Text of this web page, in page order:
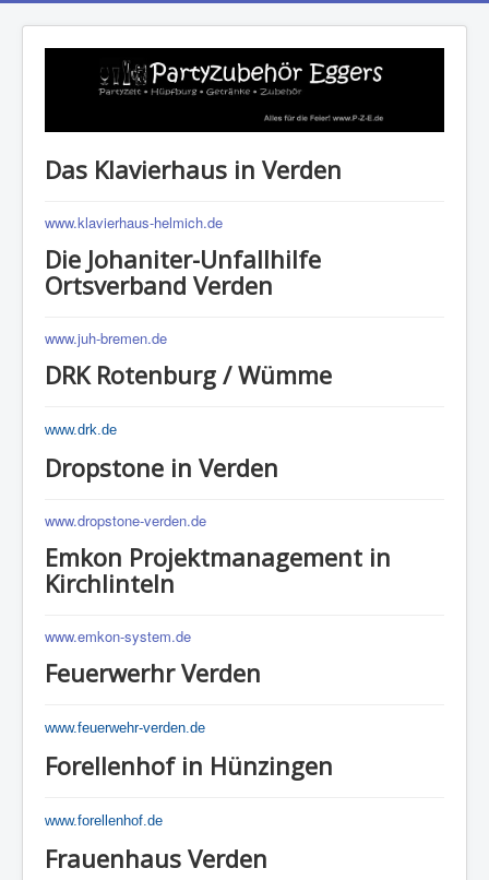
Das Klavierhaus in Verden
www.klavierhaus-helmich.de
Die Johaniter-Unfallhilfe
Ortsverband Verden
www.juh-bremen.de
DRK Rotenburg / Wümme
www.drk.de
Dropstone in Verden
www.dropstone-verden.de
Emkon Projektmanagement in
Kirchlinteln
www.emkon-system.de
Feuerwerhr Verden
www.feuerwehr-verden.de
Forellenhof in Hünzingen
www.forellenhof.de
Frauenhaus Verden